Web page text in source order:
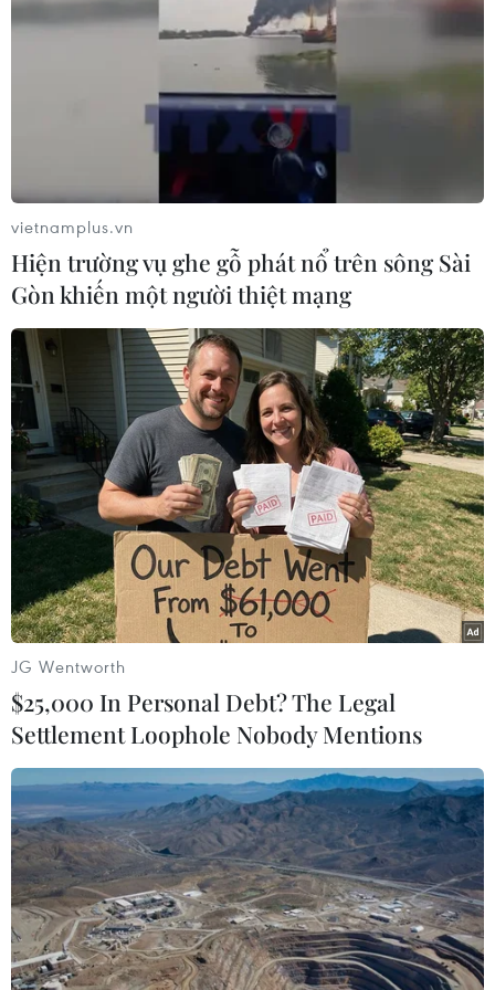
TIN LIÊN QUAN
Hạn chế sửa, hủy lệnh chứng khoán trong
các khung giờ cao điểm
10/06/2021 11:44
Để tránh gây áp lực quá tải, các công ty chứng khoán
quản lý việc sửa, hủy lệnh giao dịch ở các khung giờ từ
9 giờ 15 phút đến 9 giờ 25 phút; từ 11 giờ 15 phút đến 13
giờ 10 phút...
vietnamplus.vn
Hiện trường vụ ghe gỗ phát nổ trên sông Sài
Gòn khiến một người thiệt mạng
JG Wentworth
$25,000 In Personal Debt? The Legal
Settlement Loophole Nobody Mentions